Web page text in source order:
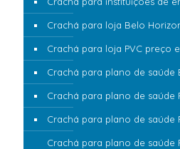
Crachá para loja Belo
Crachá para loja PVC preço
Crachá para plano de saúde
Crachá para plano de saúde
Crachá para plano de saúde
Crachá para plano de saúde